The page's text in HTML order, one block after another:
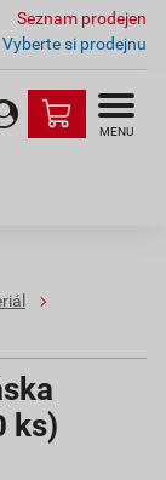
Seznam prodejen
Vyberte si prodejnu
MENU
ks)